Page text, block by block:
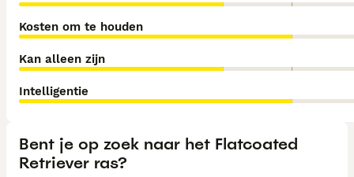
Kosten om te houden
Kan alleen zijn
Intelligentie
Bent je op zoek naar het Flatcoated
Retriever ras?